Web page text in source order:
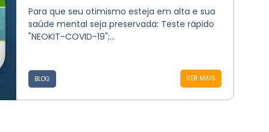
Para que seu otimismo esteja em alta e sua
saúde mental seja preservada: Teste rápido
"NEOKIT-COVID-19";...
VER MAIS
BLOG